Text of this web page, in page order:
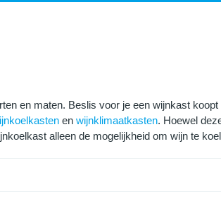
en maten. Beslis voor je een wijnkast
en wijnklimaatkasten. Hoewel
alleen de mogelijkheid om wijn te